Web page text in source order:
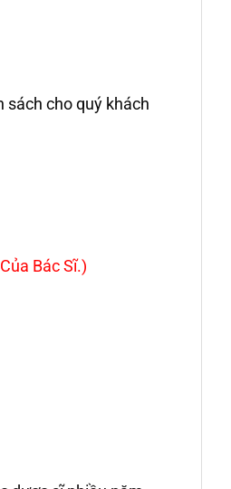
sách cho quý khách
Bác Sĩ.)